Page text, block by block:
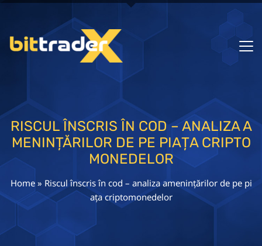
RISCUL ÎNSCRIS ÎN COD – ANALIZA A
MENINȚĂRILOR DE PE PIAȚA CRIPTO
MONEDELOR
Home» Riscul înscris în cod – analiza amenințărilor de pe pi
ața criptomonedelor